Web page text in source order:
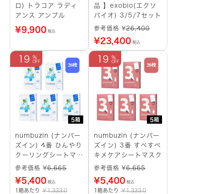
ロ) トラコア ラディ
アンス アンプル
¥9,900 税込
品 】exobio(エクソ
バイオ) 3/5/7セット
参考価格 ¥26,400
¥23,400 税込
5箱
19
numbuzin (ナンバー
ズイン) 4番 ひんやり
クーリングシートマス
ク
参考価格 ¥6,665
¥5,400 税込
1箱あたり ￥1,333.0
5箱
19
numbuzin (ナンバー
ズイン) 3番 すべすべ
キメケアシートマスク
参考価格 ¥6,665
¥5,400 税込
1箱あたり ￥1,333.0